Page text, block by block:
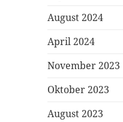
August 2024
April 2024
November 2023
Oktober 2023
August 2023